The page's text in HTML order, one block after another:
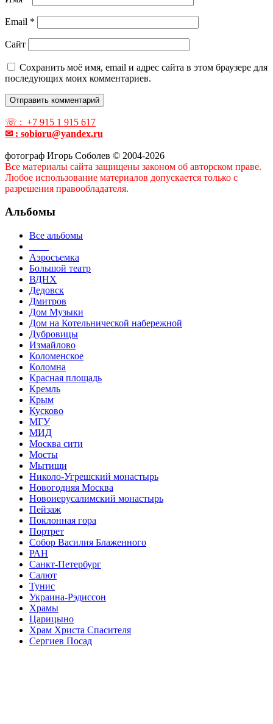
Email *
Сайт
Сохранить моё имя, email и адрес сайта в этом браузере для
последующих моих комментариев.
☏ : +7 915 1 915 617
✉ : sobioru@yandex.ru
фотограф Игорь Соболев © 2004-2026
Все материалы сайта защищены законом об авторском праве.
Любое использование материалов допускается только с
разрешения правообладателя.
Альбомы
Все альбомы
Аэросъемка
Большой театр
ВДНХ
Дедовск
Дмитров
Дом Музыки
Дом на Котельнической набережной
Дубровицы
Измайлово
Коломенское
Коломна
Красная площадь
Кремль
Крым
Кусково
МГУ
МИД
Москва сити
Мосты
Мытищи
Николо-Угрешский монастырь
Новогодняя Москва
Новоиерусалимский монастырь
Пейзаж
Поклонная гора
Портрет
Собор Василия Блаженного
РАН
Санкт-Петербург
Салют
Тунис
Украина-Рэдиссон
Храмы
Царицыно
Храм Христа Спасителя
Сергиев Посад